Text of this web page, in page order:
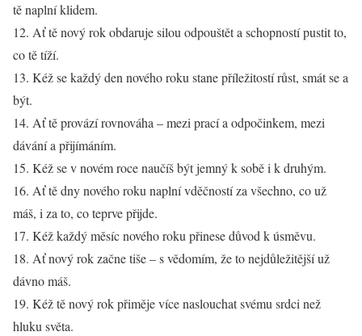
tě naplní klidem.
12. Ať tě nový rok obdaruje silou odpouštět a schopností pustit to,
co tě tíží.
13. Kéž se každý den nového roku stane příležitostí růst, smát se a
být.
14. Ať tě provází rovnováha – mezi prací a odpočinkem, mezi
dávání a přijímáním.
15. Kéž se v novém roce naučíš být jemný k sobě i k druhým.
16. Ať tě dny nového roku naplní vděčností za všechno, co už
máš, i za to, co teprve přijde.
17. Kéž každý měsíc nového roku přinese důvod k úsměvu.
18. Ať nový rok začne tiše – s vědomím, že to nejdůležitější už
dávno máš.
19. Kéž tě nový rok přiměje více naslouchat svému srdci než
hluku světa.